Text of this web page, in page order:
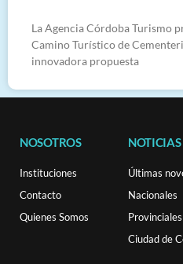
La Agencia Córdoba Turismo
Camino Turístico de
innovadora propuesta
NOSOTROS
Instituciones
Contacto
Quienes Somos
NOTICIAS
Últimas
Nacionales
Provinciales
Ciudad de